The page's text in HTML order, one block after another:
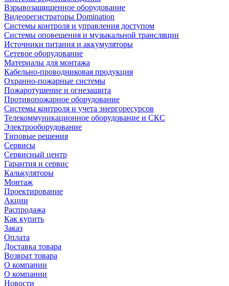
Взрывозащищенное оборудование
Видеорегистраторы Domination
Системы контроля и управления доступом
Системы оповещения и музыкальной трансляции
Источники питания и аккумуляторы
Сетевое оборудование
Материалы для монтажа
Кабельно-проводниковая продукция
Охранно-пожарные системы
Пожаротушение и огнезащита
Противопожарное оборудование
Системы контроля и учета энергоресурсов
Телекоммуникационное оборудование и СКС
Электрооборудование
Типовые решения
Сервисы
Сервисный центр
Гарантия и сервис
Калькуляторы
Монтаж
Проектирование
Акции
Распродажа
Как купить
Заказ
Оплата
Доставка товара
Возврат товара
О компании
О компании
Новости